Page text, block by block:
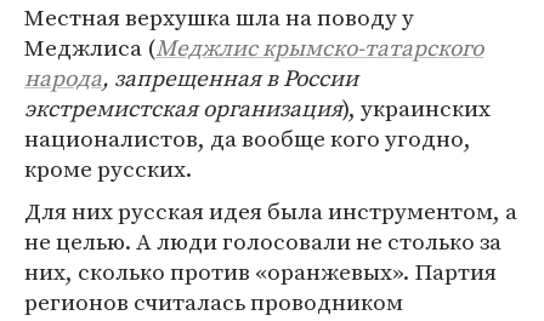
Местная верхушка шла на поводу у
Меджлиса (Меджлис крымско-татарского
народа, запрещенная в России
экстремистская организация), украинских
националистов, да вообще кого угодно,
кроме русских.
Для них русская идея была инструментом, а
не целью. А люди голосовали не столько за
них, сколько против «оранжевых». Партия
регионов считалась проводником